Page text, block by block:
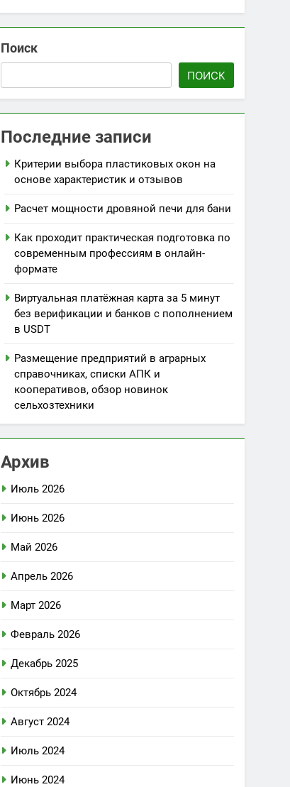
Поиск
ПОИСК
Последние записи
Критерии выбора пластиковых окон на
основе характеристик и отзывов
Расчет мощности дровяной печи для бани
Как проходит практическая подготовка по
современным профессиям в онлайн-
формате
Виртуальная платёжная карта за 5 минут
без верификации и банков с пополнением
в USDT
Размещение предприятий в аграрных
справочниках, списки АПК и
кооперативов, обзор новинок
сельхозтехники
Архив
Июль 2026
Июнь 2026
Май 2026
Апрель 2026
Март 2026
Февраль 2026
Декабрь 2025
Октябрь 2024
Август 2024
Июль 2024
Июнь 2024